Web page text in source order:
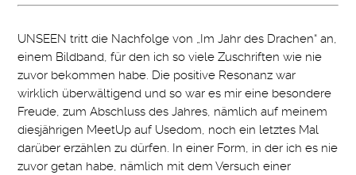
UNSEEN tritt die Nachfolge von „Im Jahr des Drachen“ an,
einem Bildband, für den ich so viele Zuschriften wie nie
zuvor bekommen habe. Die positive Resonanz war
wirklich überwältigend und so war es mir eine besondere
Freude, zum Abschluss des Jahres, nämlich auf meinem
diesjährigen MeetUp auf Usedom, noch ein letztes Mal
darüber erzählen zu dürfen. In einer Form, in der ich es nie
zuvor getan habe, nämlich mit dem Versuch einer